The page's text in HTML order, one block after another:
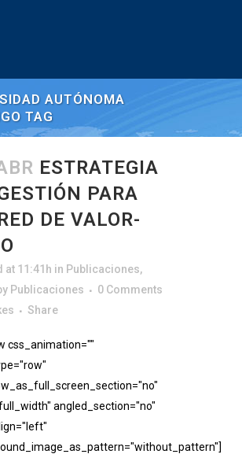
AUTÓNOMA
TAG
ESTRATEGIA
PARA
DE VALOR-
at 11:41h in Publicaciones,
Publicaciones
0 Comments
Share
css_animation=""
angled_section="no"